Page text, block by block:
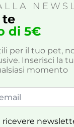
te
di 5€
per il tuo pet,
Inserisci la
momento
ricevere